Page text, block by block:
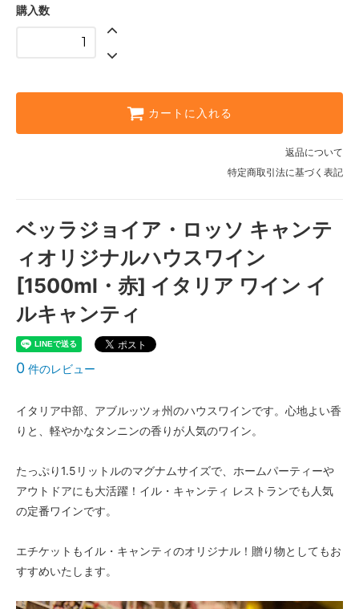
購入数
カートに入れる
返品について
特定商取引法に基づく表記
ベッラジョイア・ロッソ キャンテ
ィオリジナルハウスワイン
[1500ml・赤] イタリア ワイン イ
ルキャンティ
0 件のレビュー
イタリア中部、アブルッツォ州のハウスワインです。心地よい香
りと、軽やかなタンニンの香りが人気のワイン。
たっぷり1.5リットルのマグナムサイズで、ホームパーティーや
アウトドアにも大活躍！イル・キャンティ レストランでも人気
の定番ワインです。
エチケットもイル・キャンティのオリジナル！贈り物としてもお
すすめいたします。